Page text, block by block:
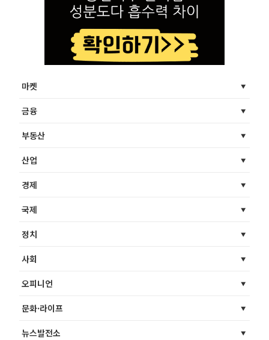
마켓
금융
부동산
산업
경제
국제
정치
사회
오피니언
문화·라이프
뉴스발전소